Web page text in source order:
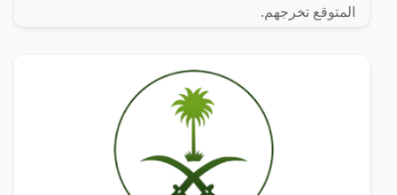
المتوقع تخرجهم.